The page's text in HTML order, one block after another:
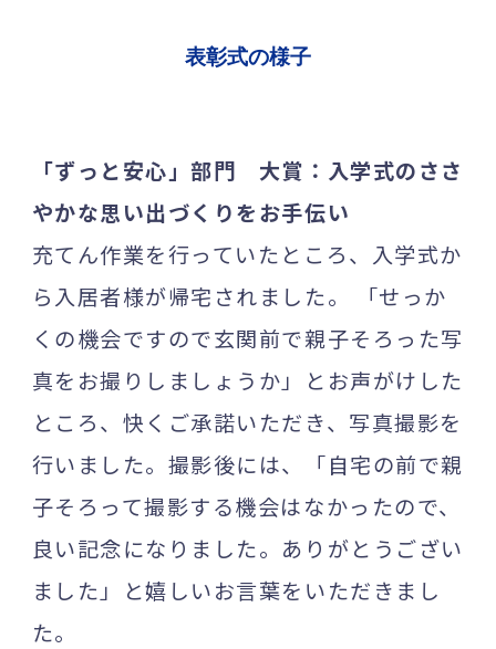
表彰式の様子
「ずっと安心」部門 大賞：入学式のささ
やかな思い出づくりをお手伝い
充てん作業を行っていたところ、入学式か
ら入居者様が帰宅されました。 「せっか
くの機会ですので玄関前で親子そろった写
真をお撮りしましょうか」とお声がけした
ところ、快くご承諾いただき、写真撮影を
行いました。撮影後には、「自宅の前で親
子そろって撮影する機会はなかったので、
良い記念になりました。ありがとうござい
ました」と嬉しいお言葉をいただきまし
た。